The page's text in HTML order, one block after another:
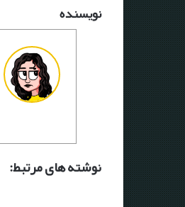
نویسنده
نوشته های مرتبط: